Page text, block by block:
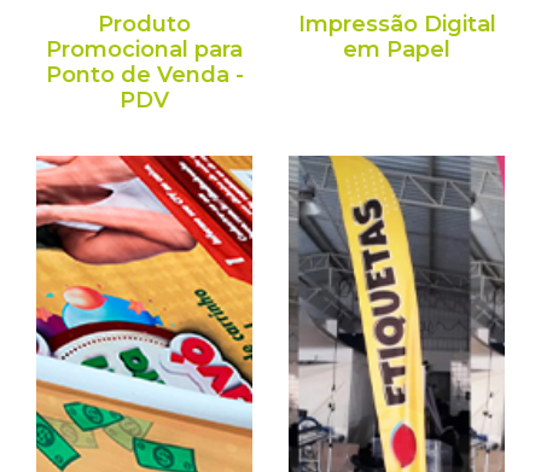
Produto
Promocional para
Ponto de Venda -
PDV
Impressão Digital
em Papel